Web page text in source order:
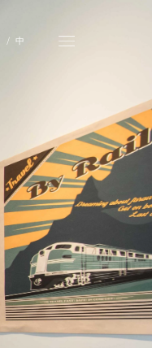
  /
中